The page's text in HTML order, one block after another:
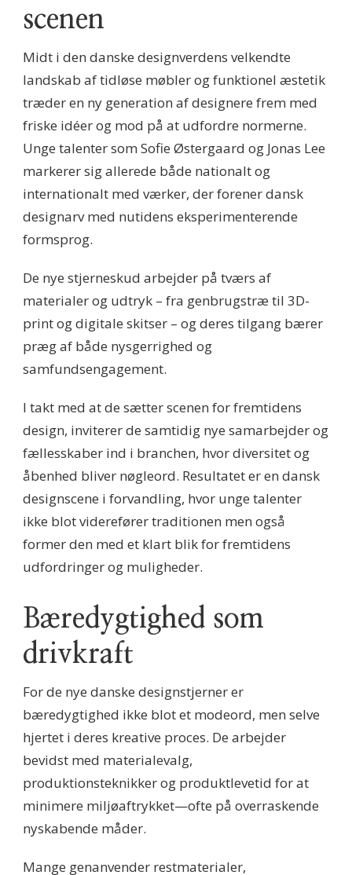
scenen
Midt i den danske designverdens velkendte
landskab af tidløse møbler og funktionel æstetik
træder en ny generation af designere frem med
friske idéer og mod på at udfordre normerne.
Unge talenter som Sofie Østergaard og Jonas Lee
markerer sig allerede både nationalt og
internationalt med værker, der forener dansk
designarv med nutidens eksperimenterende
formsprog.
De nye stjerneskud arbejder på tværs af
materialer og udtryk – fra genbrugstræ til 3D-
print og digitale skitser – og deres tilgang bærer
præg af både nysgerrighed og
samfundsengagement.
I takt med at de sætter scenen for fremtidens
design, inviterer de samtidig nye samarbejder og
fællesskaber ind i branchen, hvor diversitet og
åbenhed bliver nøgleord. Resultatet er en dansk
designscene i forvandling, hvor unge talenter
ikke blot viderefører traditionen men også
former den med et klart blik for fremtidens
udfordringer og muligheder.
Bæredygtighed som
drivkraft
For de nye danske designstjerner er
bæredygtighed ikke blot et modeord, men selve
hjertet i deres kreative proces. De arbejder
bevidst med materialevalg,
produktionsteknikker og produktlevetid for at
minimere miljøaftrykket—ofte på overraskende
nyskabende måder.
Mange genanvender restmaterialer,